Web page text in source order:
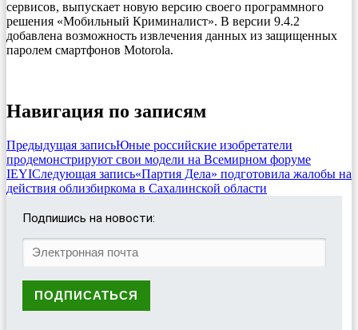
сервисов, выпускает новую версию своего программного
решения «Мобильный Криминалист». В версии 9.4.2
добавлена возможность извлечения данных из защищенных
паролем смартфонов Motorola.
Навигация по записям
Предыдущая записьЮные российские изобретатели
продемонстрируют свои модели на Всемирном форуме
IEYIСледующая запись«Партия Дела» подготовила жалобы на
действия облизбиркома в Сахалинской области
Подпишись на новости: